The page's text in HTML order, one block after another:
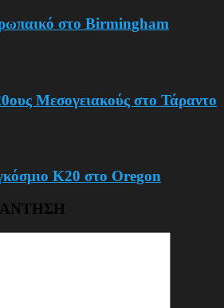
στο Birmingham
Μεσογειακούς στο Τάραντο
Κ20 στο Oregon